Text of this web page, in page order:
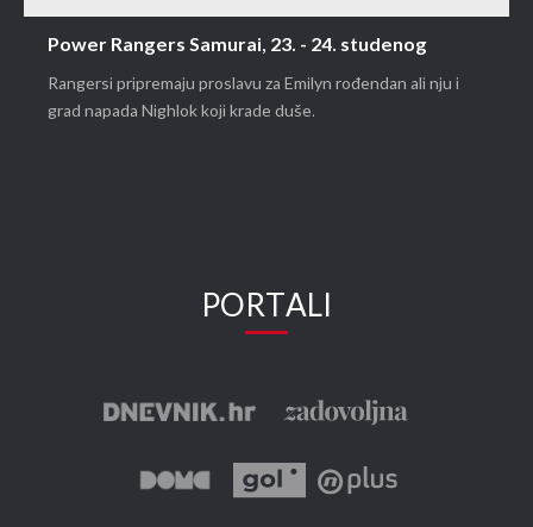
Power Rangers Samurai, 23. - 24. studenog
Rangersi pripremaju proslavu za Emilyn rođendan ali nju i
grad napada Nighlok koji krade duše.
PORTALI